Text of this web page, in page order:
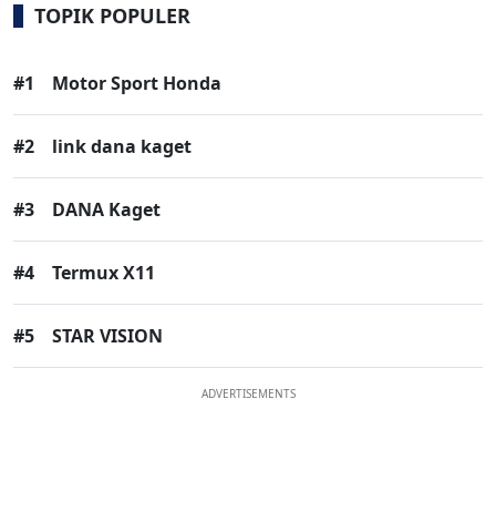
TOPIK POPULER
#1 Motor Sport Honda
#2 link dana kaget
#3 DANA Kaget
#4 Termux X11
#5 STAR VISION
ADVERTISEMENTS